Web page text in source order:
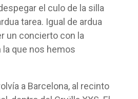
el culo de la silla
tarea. Igual de ardua
un concierto con la
que nos hemos
a Barcelona, al recinto